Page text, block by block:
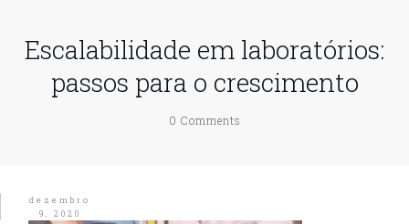
Escalabilidade em laboratórios:
passos para o crescimento
0 Comments
dezembro
9, 2020